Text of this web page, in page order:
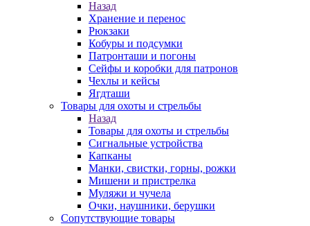
Назад
Хранение и перенос
Рюкзаки
Кобуры и подсумки
Патронташи и погоны
Сейфы и коробки для патронов
Чехлы и кейсы
Ягдташи
Товары для охоты и стрельбы
Назад
Товары для охоты и стрельбы
Сигнальные устройства
Капканы
Манки, свистки, горны, рожки
Мишени и пристрелка
Муляжи и чучела
Очки, наушники, берушки
Сопутствующие товары